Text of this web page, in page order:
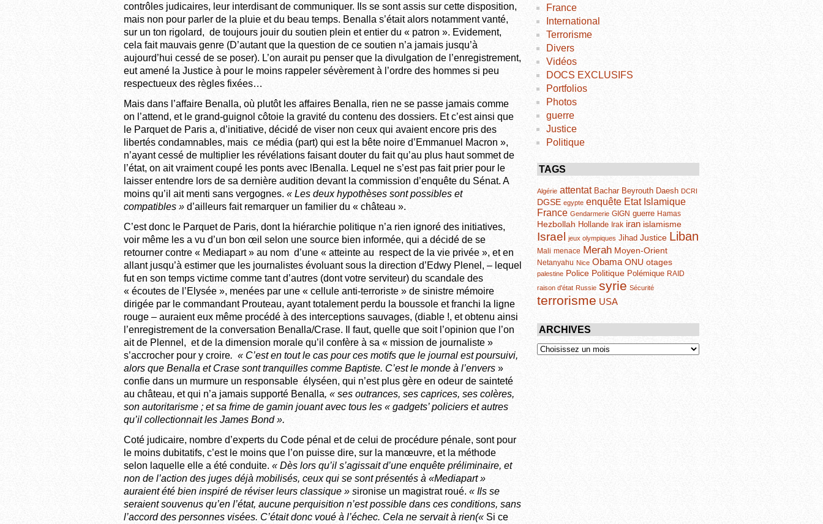
contrôles judicaires, leur interdisant de communiquer. Ils se sont assis sur cette disposition,
mais non pour parler de la pluie et du beau temps. Benalla s’était alors notamment vanté,
sur un ton rigolard, de toujours jouir du soutien plein et entier du « patron ». Evidement,
cela fait mauvais genre (D’autant que la question de ce soutien n’a jamais jusqu’à
aujourd’hui cessé de se poser). L’on aurait pu penser que la divulgation de l’enregistrement,
eut amené la Justice à pour le moins rappeler sévèrement à l’ordre des hommes si peu
respectueux des règles fixées…
Mais dans l’affaire Benalla, où plutôt les affaires Benalla, rien ne se passe jamais comme
on l’attend, et le grand-guignol côtoie la gravité du contenu des dossiers. Et c’est ainsi que
le Parquet de Paris a, d’initiative, décidé de viser non ceux qui avaient encore pris des
libertés condamnables, mais ce média (part) qui est la bête noire d’Emmanuel Macron »,
n’ayant cessé de multiplier les révélations faisant douter du fait qu’au plus haut sommet de
l’état, on ait vraiment coupé les ponts avec lBenalla. Lequel ne s’est pas fait prier pour le
laisser entendre lors de sa dernière audition devant la commission d’enquête du Sénat. A
moins qu’il ait menti sans vergognes. « Les deux hypothèses sont possibles et
compatibles » d’ailleurs fait remarquer un familier du « château ».
C’est donc le Parquet de Paris, dont la hiérarchie politique n’a rien ignoré des initiatives,
voir même les a vu d’un bon œil selon une source bien informée, qui a décidé de se
retourner contre « Mediapart » au nom d’une « atteinte au respect de la vie privée », et en
allant jusqu’à estimer que les journalistes évoluant sous la direction d’Edwy Plenel, – lequel
fut en son temps victime comme tant d’autres (dont votre serviteur) du scandale des
« écoutes de l’Elysée », menées par une « cellule anti-terroriste » de sinistre mémoire
dirigée par le commandant Prouteau, ayant totalement perdu la boussole et franchi la ligne
rouge – auraient eux même procédé à des interceptions sauvages, (diable !, et obtenu ainsi
l’enregistrement de la conversation Benalla/Crase. Il faut, quelle que soit l’opinion que l’on
ait de Plennel, et de la dimension morale qu’il confère à sa « mission de journaliste »
s’accrocher pour y croire. « C’est en tout le cas pour ces motifs que le journal est poursuivi,
alors que Benalla et Crase sont tranquilles comme Baptiste. C’est le monde à l’envers »
confie dans un murmure un responsable élyséen, qui n’est plus gère en odeur de sainteté
au château, et qui n’a jamais supporté Benalla, « ses outrances, ses caprices, ses colères,
son autoritarisme ; et sa frime de gamin jouant avec tous les « gadgets’ policiers et autres
qu’il collectionnait les James Bond ».
Coté judicaire, nombre d’experts du Code pénal et de celui de procédure pénale, sont pour
le moins dubitatifs, c’est le moins que l’on puisse dire, sur la manœuvre, et la méthode
selon laquelle elle a été conduite. « Dès lors qu’il s’agissait d’une enquête préliminaire, et
non de l’action des juges déjà mobilisés, ceux qui se sont présentés à «Mediapart »
auraient été bien inspiré de réviser leurs classique » sironise un magistrat roué. « Ils se
seraient souvenus qu’en l’état, aucune perquisition n’est possible dans ces conditions, sans
l’accord des personnes visées. C’était donc voué à l’échec. Cela ne servait à rien(« Si ce
France
International
Terrorisme
Divers
Vidéos
DOCS EXCLUSIFS
Portfolios
Photos
guerre
Justice
Politique
TAGS
Algérie attentat Bachar Beyrouth Daesh DCRI
DGSE egypte enquête Etat Islamique
France Gendarmerie GIGN guerre Hamas
Hezbollah Hollande Irak iran islamisme
Israel jeux olympiques Jihad Justice Liban
Mali menace Merah Moyen-Orient
Netanyahu Nice Obama ONU otages
palestine Police Politique Polémique RAID
raison d'état Russie syrie Sécurité
terrorisme USA
ARCHIVES